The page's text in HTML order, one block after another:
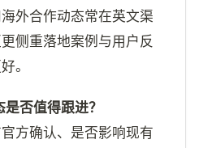
外合作动态常在英文渠
侧重落地案例与用户反
。
否值得跟进？
方确认、是否影响现有